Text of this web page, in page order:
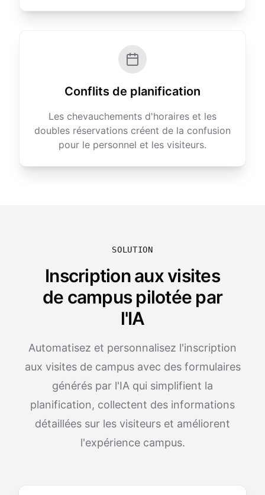
Conflits de planification
Les chevauchements d'horaires et les
doubles réservations créent de la confusion
pour le personnel et les visiteurs.
SOLUTION
Inscription aux visites
de campus pilotée par
l'IA
Automatisez et personnalisez l'inscription
aux visites de campus avec des formulaires
générés par l'IA qui simplifient la
planification, collectent des informations
détaillées sur les visiteurs et améliorent
l'expérience campus.